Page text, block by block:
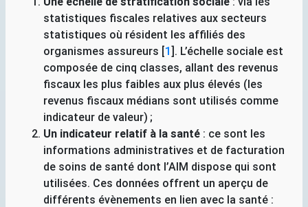
statistiques fiscales relatives aux secteurs
statistiques où résident les affiliés des
organismes assureurs [1] . L’échelle sociale est
composée de cinq classes, allant des revenus
fiscaux les plus faibles aux plus élevés (les
revenus fiscaux médians sont utilisés comme
indicateur de valeur) ;
Un indicateur relatif à la santé : ce sont les
informations administratives et de facturation
de soins de santé dont l’AIM dispose qui sont
utilisées. Ces données offrent un aperçu de
différents évènements en lien avec la santé :